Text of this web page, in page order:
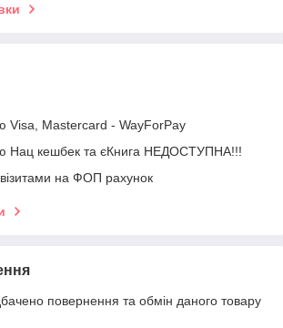
Visa, Mastercard - WayForPay
Нац кешбек та єКнига НЕДОСТУПНА!!!
на ФОП рахунок
повернення та обмін даного товару